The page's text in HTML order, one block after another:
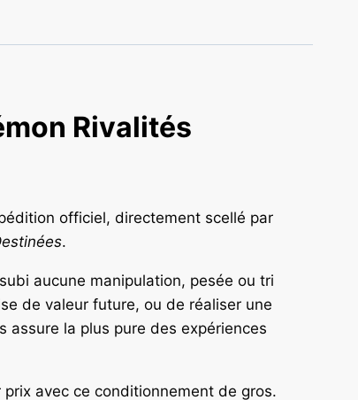
Rivalités
officiel, directement scellé par
.
aucune manipulation, pesée ou tri
de valeur future, ou de réaliser une
assure la plus pure des expériences
avec ce conditionnement de gros.